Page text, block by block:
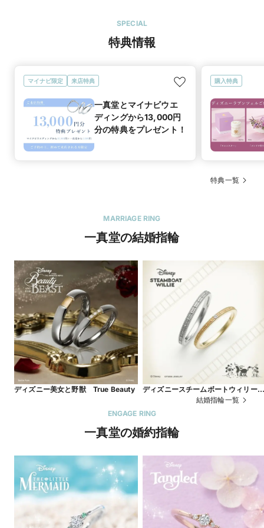
SPECIAL
特典情報
マイナビ限定 来店特典
一真堂とマイナビウエ
ディングから13,000円
分の特典をプレゼント！
購入特典
特典一覧
MARRIAGE RING
一真堂の結婚指輪
ディズニー美女と野獣 True Beauty
ディズニースチームボートウィリー
結婚指輪一覧
ENGAGE RING
一真堂の婚約指輪